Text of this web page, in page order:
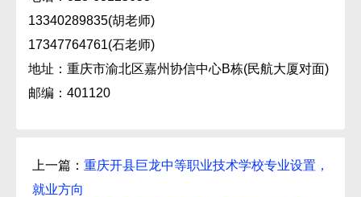
13340289835(胡老师)
17347764761(石老师)
地址：重庆市渝北区嘉州协信中心B栋(民航大厦对面)
邮编：401120
上一篇： 重庆开县巨龙中等职业技术学校专业设置，
就业方向